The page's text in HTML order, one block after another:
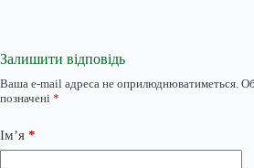
Залишити відповідь
Ваша e-mail адреса не оприлюднюватиметься.
позначені *
Ім’я *